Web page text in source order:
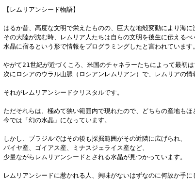
【レムリアンシード物語】
はるか昔、高度な文明で栄えたものの、巨大な地殻変動により海に
その大陸が沈む時、レムリア人たちは自らの文明を後生に伝えるべ
水晶に宿るという形で情報をプログラミングしたと言われています。
やがて21世紀が近づくころ、米国のチャネラーたちによって最初は
次にロシアのウラル山脈（ロシアンレムリアン）で、レムリアの情
それがレムリアンシードクリスタルです。
ただそれらは、極めて狭い範囲内で現れたので、どちらの産地もほ
今では「幻の水晶」になっています。
しかし、ブラジルではその後も採掘範囲がその近隣に広げられ、
バイヤ産、ゴイアス産、ミナスジェライス産など、
少量ながらレムリアンシードとされる水晶が見つかっています。
レムリアンシードに惹かれる人、興味がないはずなのに何故か手に